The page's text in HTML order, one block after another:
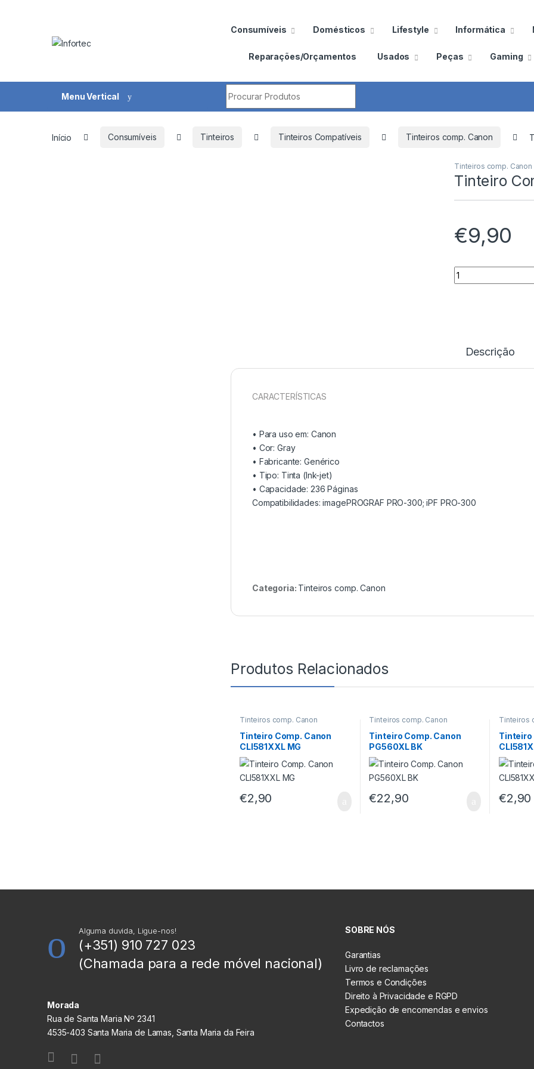
Consumíveis Domésticos Lifestyle Informática
Reparações/Orçamentos Usados Peças Gaming
Menu Vertical
Início Consumíveis Tinteiros Tinteiros Compatíveis Tinteiros comp. Canon
Tinteiros comp. Canon
Tinteiro
€9,90
Tinteiro Comp.
Descrição
CARACTERÍSTICAS
• Para uso em: Canon
• Cor:Gray
• Fabricante:Genérico
• Tipo: Tinta (Ink-jet)
• Capacidade:236 Páginas
Compatibilidades: imagePROGRAF PRO-300; iPF PRO-300
Categoria: Tinteiros comp. Canon
Produtos Relacionados
Tinteiros comp. Canon
Tinteiro Comp. Canon
CLI581XXL MG
€2,90
Tinteiros comp. Canon
Tinteiro Comp. Canon
PG560XL BK
€22,90
Tinteiros
Tinteiro
€2,90
Alguma duvida, Ligue-nos!
(+351) 910 727 023
(Chamada para a rede móvel nacional)
Morada
Rua de Santa Maria Nº 2341
4535-403 Santa Maria de Lamas, Santa Maria da Feira
SOBRE NÓS
Garantias
Livro de reclamações
Termos e Condições
Direito à Privacidade e RGPD
Expedição de encomendas e envios
Contactos